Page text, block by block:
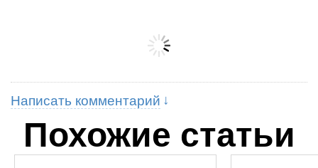
Написать комментарий
Похожие статьи